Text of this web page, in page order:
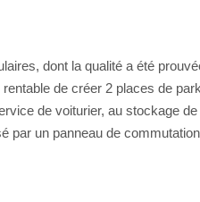
dont la qualité a été
de créer 2 places de
de voiturier, au stockage
par un panneau de